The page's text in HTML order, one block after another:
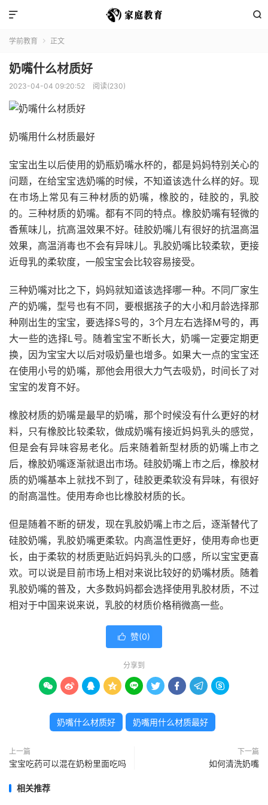


学前教育  正文
奶嘴什么材质好
2023-04-04 09:20:52 阅读(230)
奶嘴用什么材质最好
宝宝出生以后使用的奶瓶奶嘴水杯的，都是妈妈特别关心的
问题，在给宝宝选奶嘴的时候，不知道该选什么样的好。现
在市场上常见有三种材质的奶嘴，橡胶的，硅胶的，乳胶
的。三种材质的奶嘴。都有不同的特点。橡胶奶嘴有轻微的
香蕉味儿，抗高温效果不好。硅胶奶嘴儿有很好的抗温高温
效果，高温消毒也不会有异味儿。乳胶奶嘴比较柔软，更接
近母乳的柔软度，一般宝宝会比较容易接受。
三种奶嘴对比之下，妈妈就知道该选择哪一种。不同厂家生
产的奶嘴，型号也有不同，要根据孩子的大小和月龄选择那
种刚出生的宝宝，要选择S号的，3个月左右选择M号的，再
大一些的选择L号。随着宝宝不断长大，奶嘴一定要定期更
换，因为宝宝大以后对吸奶量也增多。如果大一点的宝宝还
在使用小号的奶嘴，那他会用很大力气去吸奶，时间长了对
宝宝的发育不好。
橡胶材质的奶嘴是最早的奶嘴，那个时候没有什么更好的材
料，只有橡胶比较柔软，做成奶嘴有接近妈妈乳头的感觉，
但是会有异味容易老化。后来随着新型材质的奶嘴上市之
后，橡胶奶嘴逐渐就退出市场。硅胶奶嘴上市之后，橡胶材
质的奶嘴基本上就找不到了，硅胶更柔软没有异味，有很好
的耐高温性。使用寿命也比橡胶材质的长。
但是随着不断的研发，现在乳胶奶嘴上市之后，逐渐替代了
硅胶奶嘴，乳胶奶嘴更柔软。内高温性更好，使用寿命也更
长，由于柔软的材质更贴近妈妈乳头的口感，所以宝宝更喜
欢。可以说是目前市场上相对来说比较好的奶嘴材质。随着
乳胶奶嘴的普及，大多数妈妈都会选择使用乳胶材质，不过
相对于中国来说来说，乳胶的材质价格稍微高一些。
 赞(0)
分享到
        
奶嘴什么材质好 奶嘴用什么材质最好
上一篇
宝宝吃药可以混在奶粉里面吃吗
下一篇
如何清洗奶嘴
相关推荐